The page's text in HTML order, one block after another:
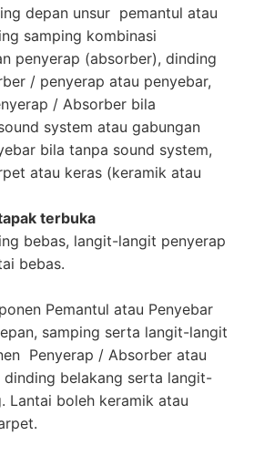
unsur pemantul atau
samping kombinasi
penyerap (absorber), dinding
/ penyerap atau penyebar,
/ Absorber bila
system atau gabungan
bila tanpa sound system,
atau keras (keramik atau
terbuka
langit-langit penyerap
bebas.
atau Penyebar
samping serta langit-langit
Penyerap / Absorber atau
dinding belakang serta langit-
Lantai boleh keramik atau